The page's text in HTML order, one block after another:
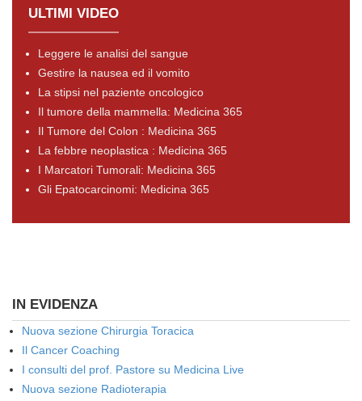
ULTIMI VIDEO
Leggere le analisi del sangue
Gestire la nausea ed il vomito
La stipsi nel paziente oncologico
Il tumore della mammella: Medicina 365
Il Tumore del Colon : Medicina 365
La febbre neoplastica : Medicina 365
I Marcatori Tumorali: Medicina 365
Gli Epatocarcinomi: Medicina 365
IN EVIDENZA
Nuova sezione Chirurgia Toracica
Il Cancer Coaching
I consulti del prof. Pastore su Medicina Live
Nuova sezione Radioterapia